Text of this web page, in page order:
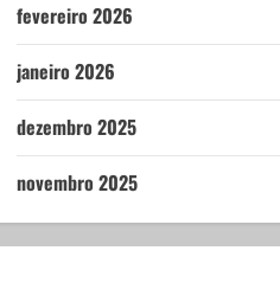
fevereiro 2026
janeiro 2026
dezembro 2025
novembro 2025